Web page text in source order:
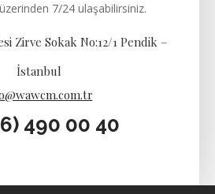
7/24 ulaşabilirsiniz.
Zirve Sokak No:12/1 Pendik –
İstanbul
490 00 40‬